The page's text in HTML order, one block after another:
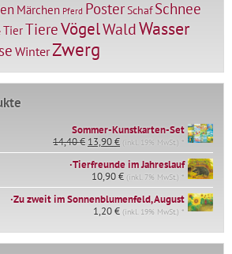
Märchen Pferd PosterSchaf Schnee
TierTiereVögelWaldWasser
WinterZwerg
Sommer-Kunstkarten-Set
14,40€ Ursprünglicher
Preis
war:
14,40 €
13,90€Aktueller
Preis
ist:
13,90 €.
(inkl. 19% MwSt.) *
∙Tierfreunde im Jahreslauf
10,90€ (inkl. 7% MwSt.) *
∙Zu zweit im Sonnenblumenfeld, August
1,20€ (inkl. 19% MwSt.) *